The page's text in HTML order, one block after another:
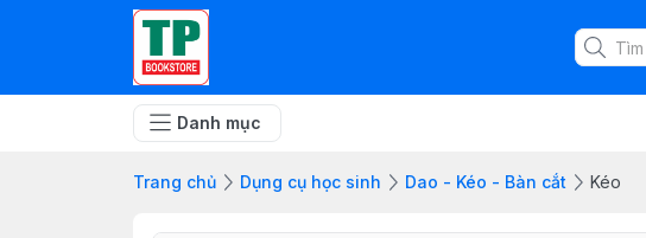
Danh mục
Trang chủ Dụng cụ học sinh Dao - Kéo - Bàn cắt Kéo